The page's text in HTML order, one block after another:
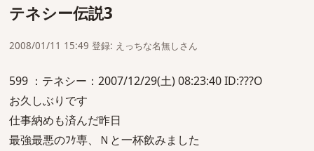
テネシー伝説3
2008/01/11 15:49 登録: えっちな名無しさん
599 ：テネシー：2007/12/29(土) 08:23:40 ID:???O
お久しぶりです
仕事納めも済んだ昨日
最強最悪のﾌｹ専、Ｎと一杯飲みました